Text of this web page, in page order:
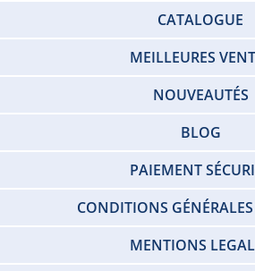
CATALOGUE
MEILLEURES
NOUVEAUTÉS
BLOG
PAIEMENT
CONDITIONS
MENTIONS